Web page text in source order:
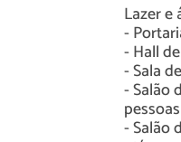
Lazer e
-
- Hall
- Sala
- Salão
pessoas
- Salão